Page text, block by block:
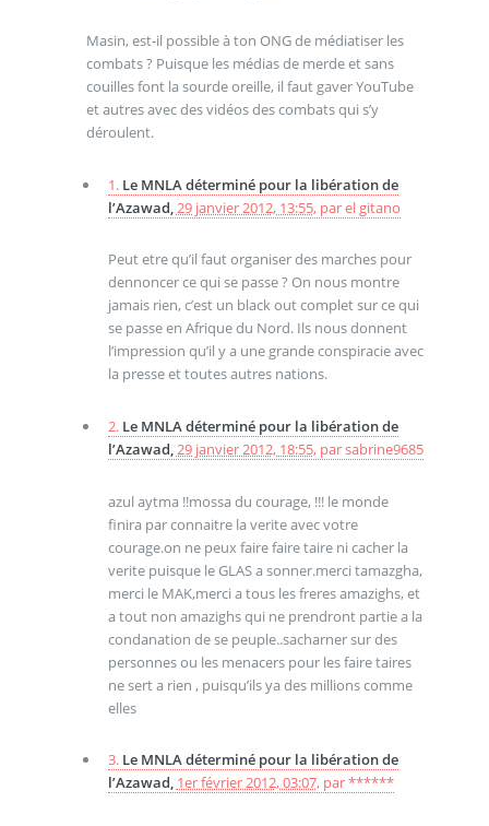
Masin, est-il possible à ton ONG de médiatiser les
combats ? Puisque les médias de merde et sans
couilles font la sourde oreille, il faut gaver YouTube
et autres avec des vidéos des combats qui s’y
déroulent.
1. Le MNLA déterminé pour la libération de
l’Azawad, 29 janvier 2012, 13:55, parel gitano
Peut etre qu’il faut organiser des marches pour
dennoncer ce qui se passe ? On nous montre
jamais rien, c’est un black out complet sur ce qui
se passe en Afrique du Nord. Ils nous donnent
l’impression qu’il y a une grande conspiracie avec
la presse et toutes autres nations.
2. Le MNLA déterminé pour la libération de
l’Azawad,29 janvier 2012, 18:55, parsabrine9685
azul aytma !!mossa du courage, !!! le monde
finira par connaitre la verite avec votre
courage.on ne peux faire faire taire ni cacher la
verite puisque le GLAS a sonner.merci tamazgha,
merci le MAK,merci a tous les freres amazighs, et
a tout non amazighs qui ne prendront partie a la
condanation de se peuple..sacharner sur des
personnes ou les menacers pour les faire taires
ne sert a rien , puisqu’ils ya des millions comme
elles
3. Le MNLA déterminé pour la libération de
l’Azawad, 1er février 2012, 03:07, par******